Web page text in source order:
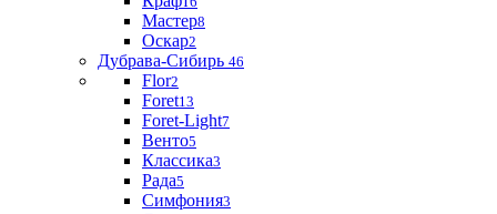
Мастер8
Оскар2
Дубрава-Сибирь 46
Flor2
Foret13
Foret-Light7
Венто5
Классика3
Рада5
Симфония3